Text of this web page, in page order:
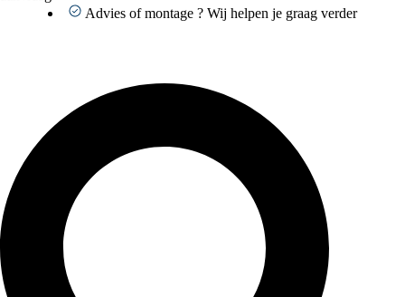
Advies of montage ? Wij helpen je graag verder